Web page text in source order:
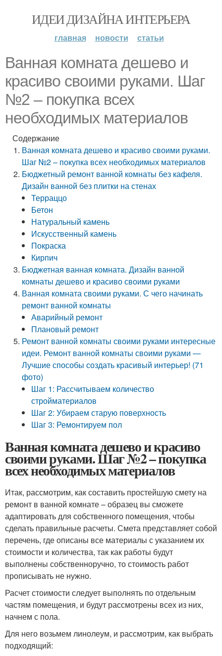
ИДЕИ ДИЗАЙНА ИНТЕРЬЕРА
главная новости статьи
Ванная комната дешево и
красиво своими руками. Шаг
№2 – покупка всех
необходимых материалов
Содержание
Ванная комната дешево и красиво своими руками.
Шаг №2 – покупка всех необходимых материалов
Бюджетный ремонт ванной комнаты без кафеля.
Дизайн ванной без плитки на стенах
Терраццо
Бетон
Натуральный камень
Искусственный камень
Покраска
Кирпич
Бюджетная ванная комната. Дизайн ванной
комнаты дешево и красиво своими руками
Ванная комната своими руками. С чего начинать
ремонт ванной комнаты
Аварийный ремонт
Плановый ремонт
Ремонт ванной комнаты своими руками интересные
идеи. Ремонт ванной комнаты своими руками —
Лучшие способы создать красивый интерьер! (71
фото)
Шаг 1: Рассчитываем количество
стройматериалов
Шаг 2: Убираем старую поверхность
Шаг 3: Ремонтируем пол
Ванная комната дешево и красиво
своими руками. Шаг №2 – покупка
всех необходимых материалов
Итак, рассмотрим, как составить простейшую смету на
ремонт в ванной комнате – образец вы сможете
адаптировать для собственного помещения, чтобы
сделать правильные расчеты. Смета представляет собой
перечень, где описаны все материалы с указанием их
стоимости и количества, так как работы будут
выполнены собственноручно, то стоимость работ
прописывать не нужно.
Расчет стоимости следует выполнять по отдельным
частям помещения, и будут рассмотрены всех из них,
начнем с пола.
Для него возьмем линолеум, и рассмотрим, как выбрать
подходящий: